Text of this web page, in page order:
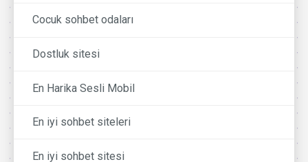
Cocuk sohbet odaları
Dostluk sitesi
En Harika Sesli Mobil
En iyi sohbet siteleri
En iyi sohbet sitesi